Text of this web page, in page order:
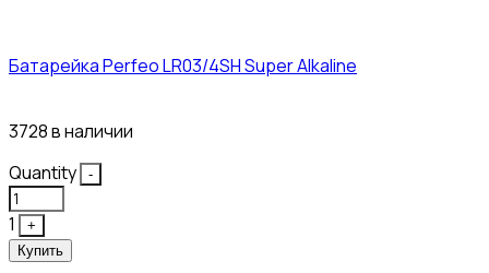
Батарейка Perfeo LR03/4SH Super Alkaline
3728 в наличии
Quantity
-
1
+
Купить